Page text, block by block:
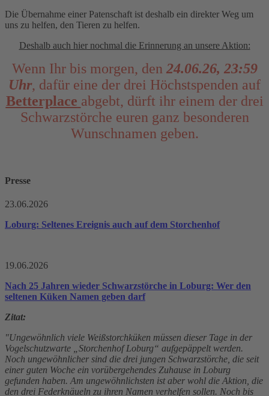
Die Übernahme einer Patenschaft ist deshalb ein direkter Weg um
uns zu helfen, den Tieren zu helfen.
Deshalb auch hier nochmal die Erinnerung an unsere Aktion:
Wenn Ihr bis morgen, den 24.06.26, 23:59
Uhr, dafür eine der drei Höchstspenden auf
Betterplace abgebt, dürft ihr einem der drei
Schwarzstörche euren ganz besonderen
Wunschnamen geben.
Presse
23.06.2026
Loburg: Seltenes Ereignis auch auf dem Storchenhof
19.06.2026
Nach 25 Jahren wieder Schwarzstörche in Loburg: Wer den
seltenen Küken Namen geben darf
Zitat:
"Ungewöhnlich viele Weißstorchküken müssen dieser Tage in der
Vogelschutzwarte „Storchenhof Loburg“ aufgepäppelt werden.
Noch ungewöhnlicher sind die drei jungen Schwarzstörche, die seit
einer guten Woche ein vorübergehendes Zuhause in Loburg
gefunden haben. Am ungewöhnlichsten ist aber wohl die Aktion, die
den drei Federknäueln zu ihren Namen verhelfen sollen. Noch bis